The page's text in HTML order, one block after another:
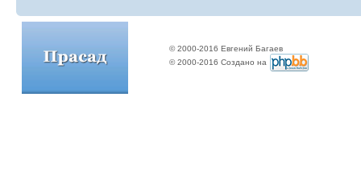
© 2000-2016 Евгений Багаев
© 2000-2016 Создано на